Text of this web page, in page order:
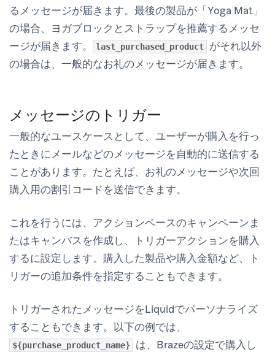
るメッセージが届きます。最後の製品が「Yoga Mat」
の場合、ヨガブロックとストラップを推薦するメッセ
ージが届きます。
last_purchased_product
がそれ以外
の場合は、一般的なお礼のメッセージが届きます。
メッセージのトリガー
一般的なユースケースとして、ユーザーが購入を行っ
たときにメールなどのメッセージを自動的に送信する
ことがあります。たとえば、お礼のメッセージや次回
購入用の割引コードを送信できます。
これを行うには、アクションベースのキャンペーンま
たはキャンバスを作成し、トリガーアクションを購入
するに設定します。購入した製品や購入金額など、ト
リガーの追加条件を指定することもできます。
トリガーされたメッセージをLiquidでパーソナライズ
することもできます。以下の例では、
${purchase_product_name}
は、Brazeの設定で購入し